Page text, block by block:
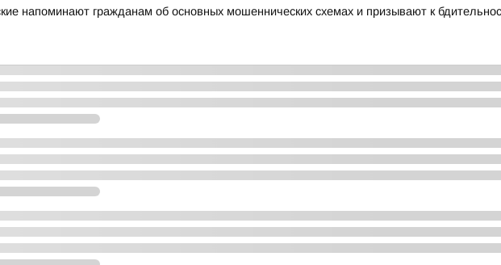
напоминают гражданам об основных мошеннических схемах и призывают к